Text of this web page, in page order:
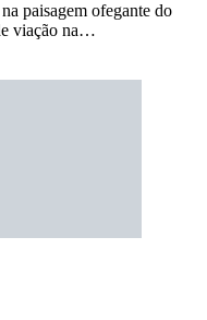
paisagem ofegante do
viação na…